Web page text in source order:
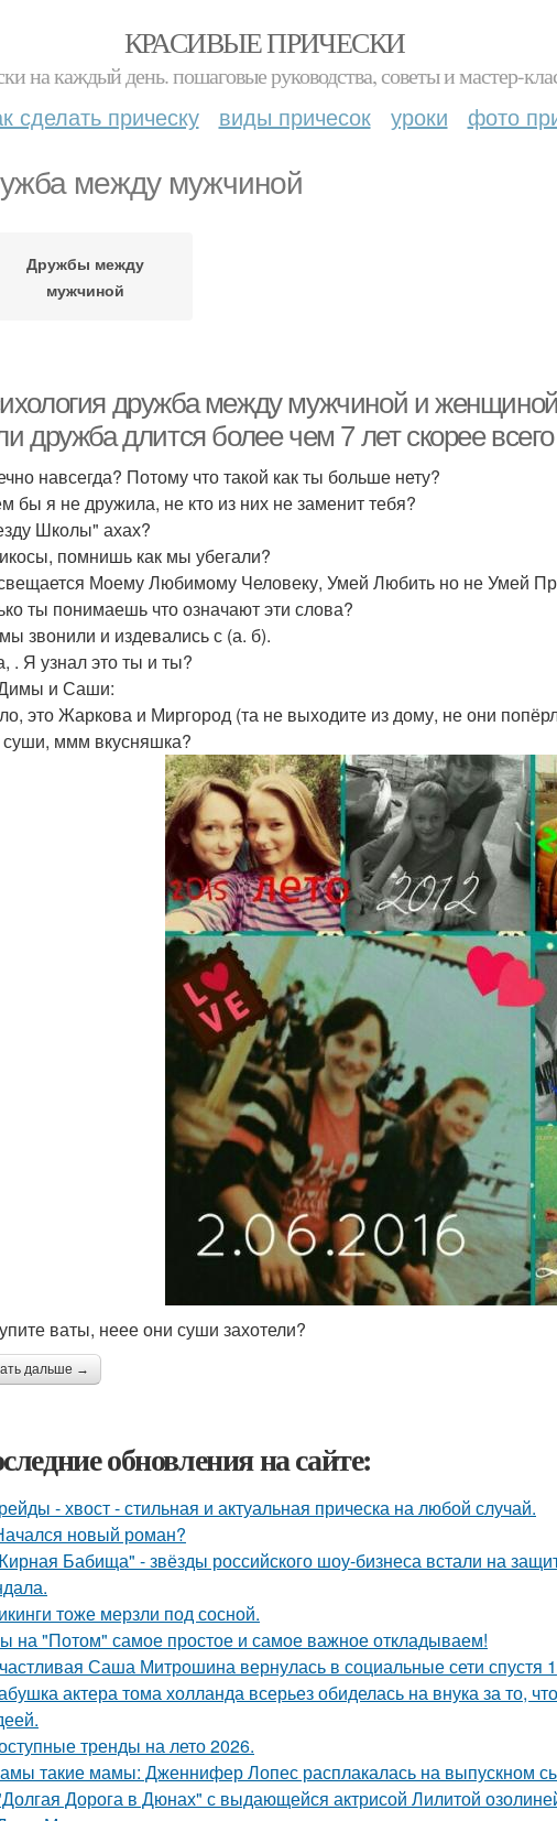
КРАСИВЫЕ ПРИЧЕСКИ
на каждый день. пошаговые руководства, советы и мастер-
сделать прическу виды причесок уроки фото
между мужчиной
Дружбы между
мужчиной
дружба между мужчиной и
дружба длится более чем 7 лет скорее
навсегда? Потому что такой как ты больше нету?
бы я не дружила, не кто из них не заменит тебя?
Школы" ахах?
помнишь как мы убегали?
Моему Любимому Человеку, Умей Любить но не Умей
ты понимаешь что означают эти слова?
звонили и издевались с (а. б).
. Я узнал это ты и ты?
и Саши:
это Жаркова и Миргород (та не выходите из дому, не они
ммм вкусняшка?
ваты, неее они суши захотели?
дальше →
обновления на сайте:
- хвост - стильная и актуальная прическа на любой случай.
новый роман?
Бабища" - звёзды российского шоу-бизнеса встали на
тоже мерзли под сосной.
на "Потом" самое простое и самое важное откладываем!
Саша Митрошина вернулась в социальные сети спустя
актера тома холланда всерьез обиделась на внука за то,
тренды на лето 2026.
такие мамы: Дженнифер Лопес расплакалась на выпускном
Дорога в Дюнах" с выдающейся актрисой Лилитой